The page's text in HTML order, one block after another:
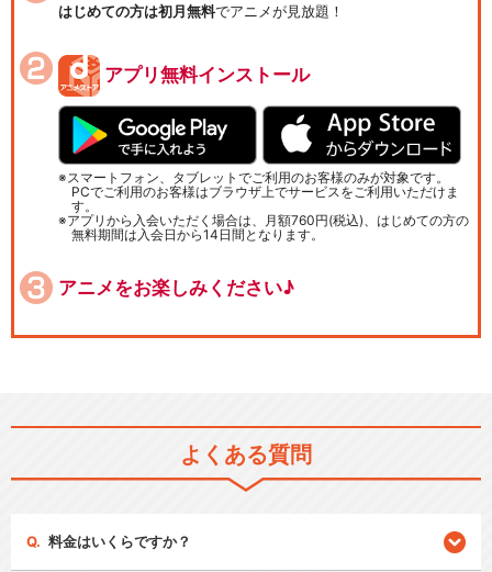
はじめての方は初月無料でアニメが見放題！
アプリ無料インストール
スマートフォン、タブレットでご利用のお客様のみが対象です。
PCでご利用のお客様はブラウザ上でサービスをご利用いただけま
す。
アプリから入会いただく場合は、月額760円(税込)、はじめての方の
無料期間は入会日から14日間となります。
アニメをお楽しみください♪
よくある質問
料金はいくらですか？